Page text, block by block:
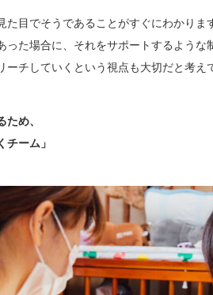
た目でそうであることがすぐにわかり
った場合に、それをサポートするよう
チしていくという視点も大切だと考え
ため、
チーム」